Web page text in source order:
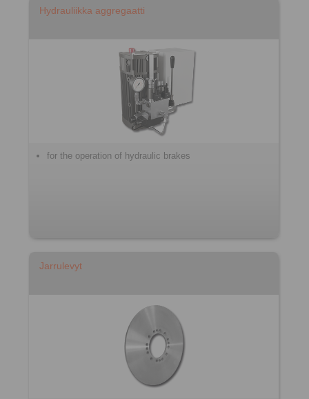
Hydrauliikka aggregaatti
for the operation of hydraulic brakes
Jarrulevyt